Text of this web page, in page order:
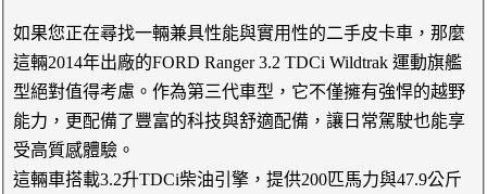
如果您正在尋找一輛兼具性能與實用性的二手皮卡車，那麼
這輛2014年出廠的FORD Ranger 3.2 TDCi Wildtrak 運動旗艦
型絕對值得考慮。作為第三代車型，它不僅擁有強悍的越野
能力，更配備了豐富的科技與舒適配備，讓日常駕駛也能享
受高質感體驗。
這輛車搭載3.2升TDCi柴油引擎，提供200匹馬力與47.9公斤